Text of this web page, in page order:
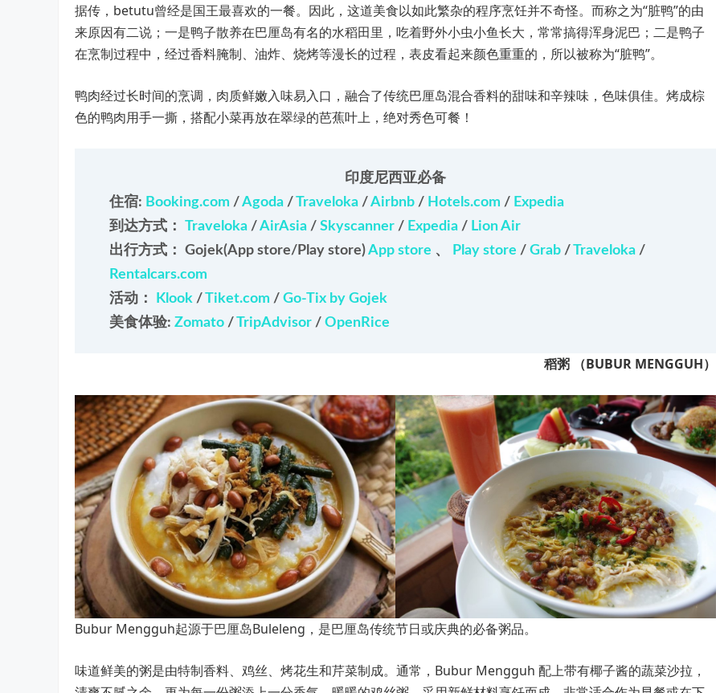
据传，betutu曾经是国王最喜欢的一餐。因此，这道美食以如此繁杂的程序烹饪并不奇怪。而称之为“脏鸭”的由
来原因有二说；一是鸭子散养在巴厘岛有名的水稻田里，吃着野外小虫小鱼长大，常常搞得浑身泥巴；二是鸭子
在烹制过程中，经过香料腌制、油炸、烧烤等漫长的过程，表皮看起来颜色重重的，所以被称为“脏鸭”。
鸭肉经过长时间的烹调，肉质鲜嫩入味易入口，融合了传统巴厘岛混合香料的甜味和辛辣味，色味俱佳。烤成棕
色的鸭肉用手一撕，搭配小菜再放在翠绿的芭蕉叶上，绝对秀色可餐！
印度尼西亚必备
住宿: Booking.com /Agoda /Traveloka /Airbnb / Hotels.com / Expedia
到达方式： Traveloka /AirAsia / Skyscanner / Expedia / Lion Air
出行方式： Gojek(App store/Play store)App store 、 Play store / Grab /Traveloka /
Rentalcars.com
活动：
Klook /Tiket.com / Go-Tix by Gojek
美食体验: Zomato /TripAdvisor / OpenRice
稻粥 （BUBUR MENGGUH）
Bubur Mengguh起源于巴厘岛Buleleng，是巴厘岛传统节日或庆典的必备粥品。
味道鲜美的粥是由特制香料、鸡丝、烤花生和芹菜制成。通常，Bubur Mengguh 配上带有椰子酱的蔬菜沙拉，